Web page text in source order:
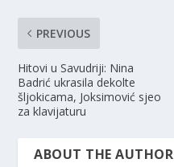
PREVIOUS
Hitovi u Savudriji: Nina
Badrić ukrasila dekolte
šljokicama, Joksimović sjeo
za klavijaturu
ABOUT THE AUTHOR